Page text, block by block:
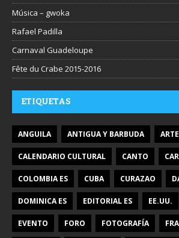
Música – gwoka
Rafael Padilla
Carnaval Guadeloupe
Fête du Crabe 2015-2016
ETIQUETAS
ANGUILA ANTIGUA Y BARBUDA
CALENDARIO CULTURAL CANTO
COLOMBIA ES CUBA CURAZAO
DOMINICA ES EDITORIAL ES EE.UU.
EVENTO FORO FOTOGRAFÍA